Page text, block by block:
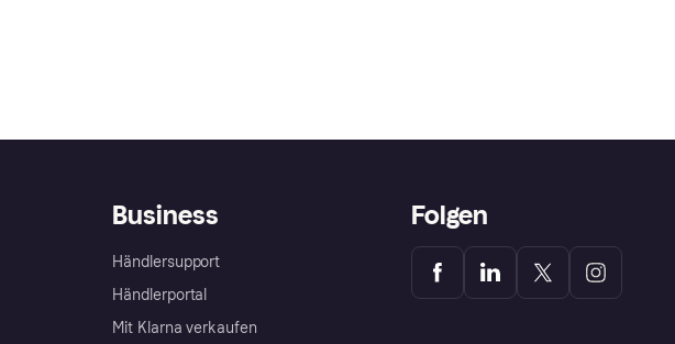
Business
Händlersupport
Händlerportal
Mit Klarna verkaufen
Folgen